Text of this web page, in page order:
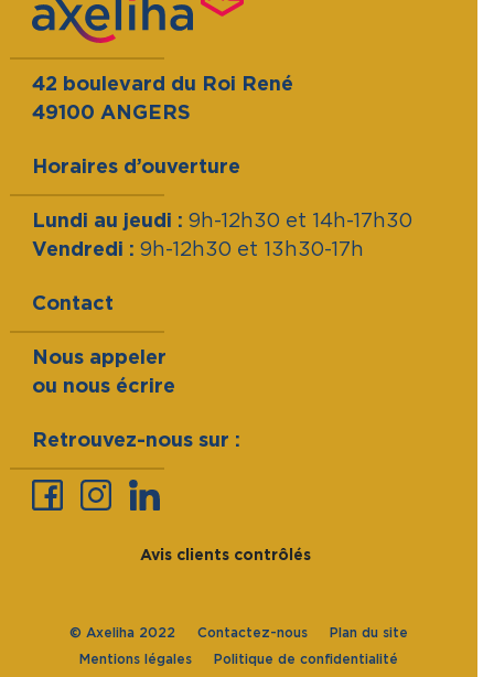
42 boulevard du Roi René
49100 ANGERS
Horaires d’ouverture
Lundi au jeudi : 9h-12h30 et 14h-17h30
Vendredi : 9h-12h30 et 13h30-17h
Contact
Nous appeler
ou nous écrire
Retrouvez-nous sur :
Avis clients contrôlés
© Axeliha 2022 Contactez-nous
Plan du site
Mentions légales
Politique de confidentialité